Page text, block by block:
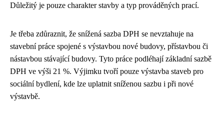
Důležitý je pouze charakter stavby a typ prováděných prací.
Je třeba zdůraznit, že snížená sazba DPH se nevztahuje na
stavební práce spojené s výstavbou nové budovy, přístavbou či
nástavbou stávající budovy. Tyto práce podléhají základní sazbě
DPH ve výši 21 %. Výjimku tvoří pouze výstavba staveb pro
sociální bydlení, kde lze uplatnit sníženou sazbu i při nové
výstavbě.